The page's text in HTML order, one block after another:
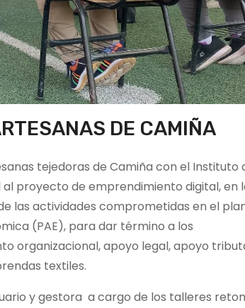
DE CAMIÑA
tejedoras de Camiña con el Instituto
proyecto de emprendimiento digital, en
las actividades comprometidas en el
(PAE), para dar término a los
organizacional, apoyo legal, apoyo
textiles.
y gestora a cargo de los talleres